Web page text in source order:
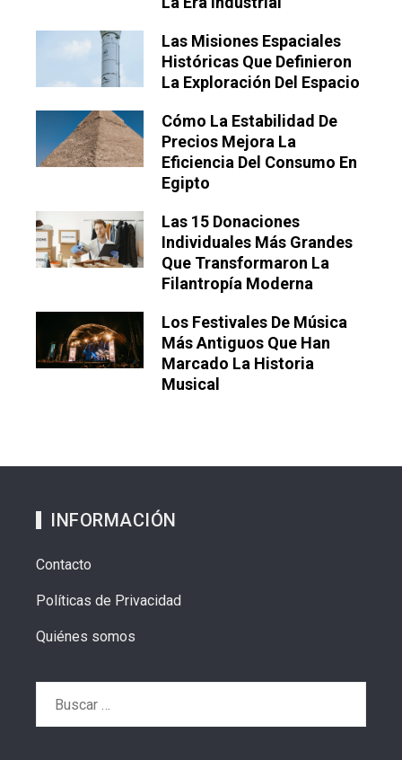
Las Misiones Espaciales
Históricas Que Definieron
La Exploración Del Espacio
Cómo La Estabilidad De
Precios Mejora La
Eficiencia Del Consumo En
Egipto
Las 15 Donaciones
Individuales Más Grandes
Que Transformaron La
Filantropía Moderna
Los Festivales De Música
Más Antiguos Que Han
Marcado La Historia
Musical
INFORMACIÓN
Contacto
Políticas de Privacidad
Quiénes somos